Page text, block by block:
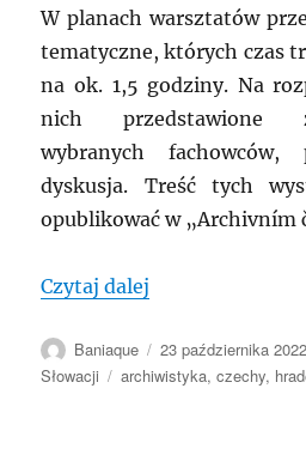
W planach warsztatów
tematyczne, których czas
na ok. 1,5 godziny. Na
nich przedstawione
wybranych
dyskusja. Treść tych
opublikować w „Archivním
Czytaj dalej
Autor
Baniaque
Data
publikacji
23 października 2022
Słowacji
Tagi
archiwistyka,czechy,